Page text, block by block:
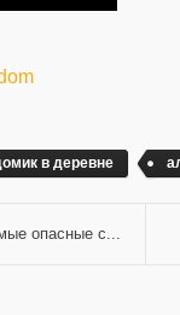
в деревне
опасные с...